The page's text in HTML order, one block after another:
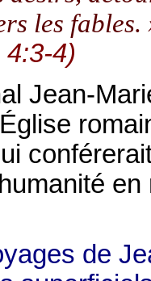
les fables.
4)
Jean-
de